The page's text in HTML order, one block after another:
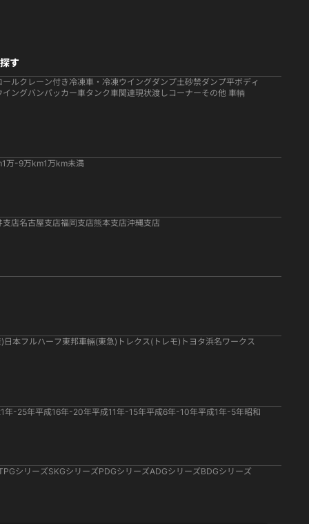
す
ールクレーン付き 冷凍車・冷凍ウイングダンプ土砂禁ダンプ平ボディ
イングバンパッカー車タンク車関連現状渡しコーナーその他 車輌
1万-9万km1万km未満
支店名古屋支店福岡支店熊本支店沖縄支店
日本フルハーフ 東邦車輛(東急) トレクス(トレモ) トヨタ浜名ワークス
年-25年平成16年-20年平成11年-15年平成6年-10年平成1年-5年昭和
シリーズSKGシリーズPDGシリーズADGシリーズBDGシリーズ